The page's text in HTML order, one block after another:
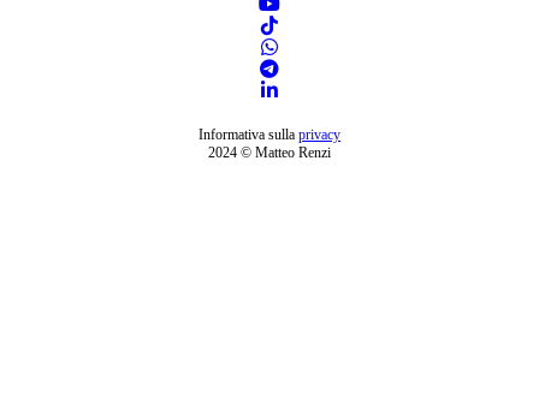
Informativa sulla privacy
2024 © Matteo Renzi